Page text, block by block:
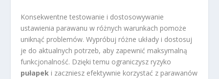
Konsekwentne testowanie i dostosowywanie
ustawienia parawanu w różnych warunkach pomoże
uniknąć problemów. Wypróbuj różne układy i dostosuj
je do aktualnych potrzeb, aby zapewnić maksymalną
funkcjonalność. Dzięki temu ograniczysz ryzyko
pułapek i zaczniesz efektywnie korzystać z parawanów